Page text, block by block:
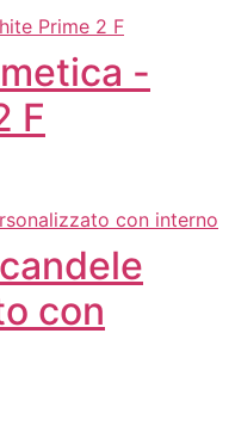
-
F
con